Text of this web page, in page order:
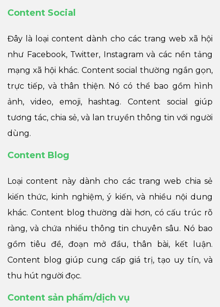
Content Social
Đây là loại content dành cho các trang web xã hội
như Facebook, Twitter, Instagram và các nền tảng
mạng xã hội khác. Content social thường ngắn gọn,
trực tiếp, và thân thiện. Nó có thể bao gồm hình
ảnh, video, emoji, hashtag. Content social giúp
tương tác, chia sẻ, và lan truyền thông tin với người
dùng.
Content Blog
Loại content này dành cho các trang web chia sẻ
kiến thức, kinh nghiệm, ý kiến, và nhiều nội dung
khác. Content blog thường dài hơn, có cấu trúc rõ
ràng, và chứa nhiều thông tin chuyên sâu. Nó bao
gồm tiêu đề, đoạn mở đầu, thân bài, kết luận.
Content blog giúp cung cấp giá trị, tạo uy tín, và
thu hút người đọc.
Content sản phẩm/dịch vụ